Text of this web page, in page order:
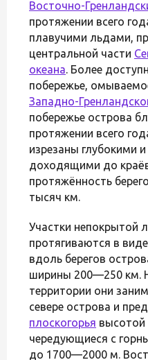
Восточно-
протяжении всего
плавучими льдами,
центральной части
океана. Более
побережье,
Западно-
побережье острова
протяжении всего
изрезаны глубокими
доходящими до
протяжённость
тысяч км.
Участки непокрытой
протягиваются в
вдоль берегов
ширины 200—250 км.
территории они
севере острова и
плоскогорья
чередующиеся с
до 1700—2000 м.